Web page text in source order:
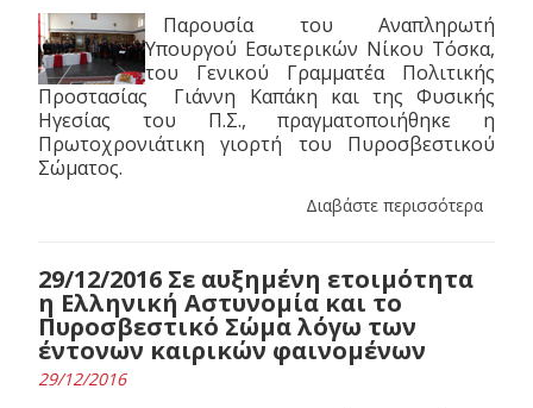
Παρουσία του Αναπληρωτή
Υπουργού Εσωτερικών Νίκου Τόσκα,
του Γενικού Γραμματέα Πολιτικής
Προστασίας Γιάννη Καπάκη και της Φυσικής
Ηγεσίας του Π.Σ., πραγματοποιήθηκε η
Πρωτοχρονιάτικη γιορτή του Πυροσβεστικού
Σώματος.
Διαβάστε περισσότερα
29/12/2016 Σε αυξημένη ετοιμότητα
η Ελληνική Αστυνομία και το
Πυροσβεστικό Σώμα λόγω των
έντονων καιρικών φαινομένων
29/12/2016